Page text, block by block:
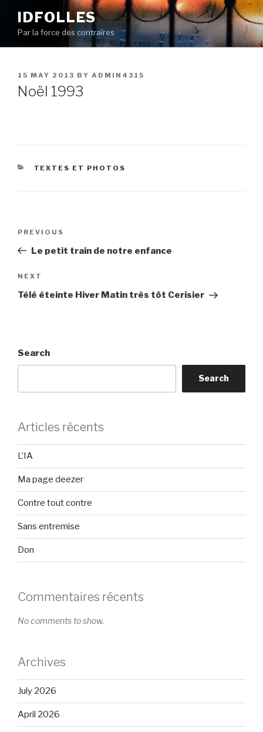
content
IDFOLLES
Par la force des contraires
POSTED
ON
15 MAY 2013 BY ADMIN4315
Noël 1993
CATEGORIES
TEXTES ET PHOTOS
Previous
Post
PREVIOUS
Le petit train de notre enfance
Next
Post
NEXT
Télé éteinte Hiver Matin très tôt Cerisier
Search
Search
Articles récents
L’IA
Ma page deezer
Contre tout contre
Sans entremise
Don
Commentaires récents
No comments to show.
Archives
July 2026
April 2026